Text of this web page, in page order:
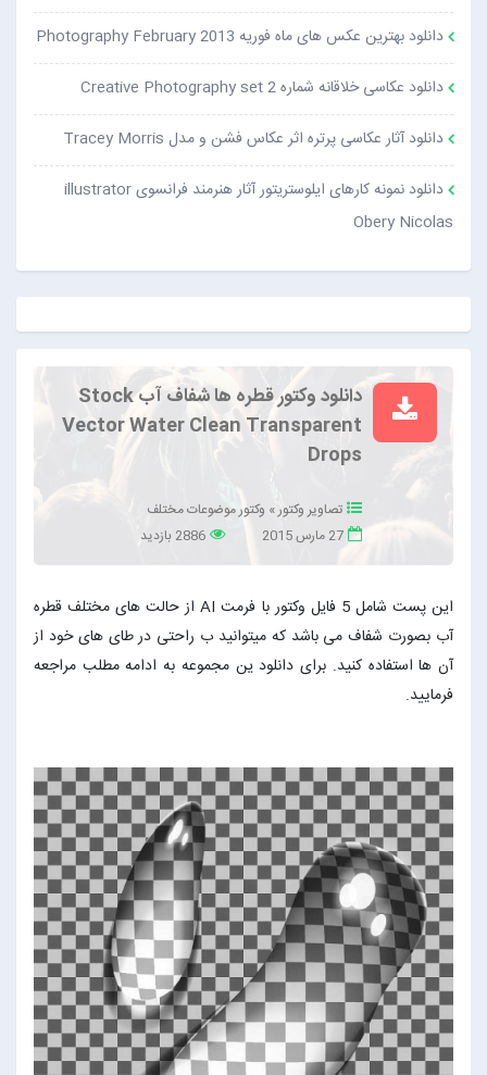
دانلود بهترین عکس های ماه فوریه Photography February 2013
دانلود عکاسی خلاقانه شماره 2 Creative Photography set
دانلود آثار عکاسی پرتره اثر عکاس فشن و مدل Tracey Morris
دانلود نمونه کارهای ایلوستریتور آثار هنرمند فرانسوی illustrator
Obery Nicolas
دانلود وکتور قطره ها شفاف آب Stock
Vector Water Clean Transparent
Drops
تصاویر وکتور» وکتور موضوعات مختلف
27 مارس 2015
2886 بازدید
این پست شامل 5 فایل وکتور با فرمت AI از حالت های مختلف قطره
آب بصورت شفاف می باشد که میتوانید ب راحتی در طای های خود از
آن ها استفاده کنید. برای دانلود ین مجموعه به ادامه مطلب مراجعه
فرمایید.